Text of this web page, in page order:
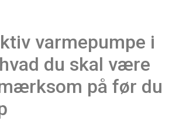
varmepumpe i
du skal være
på før du